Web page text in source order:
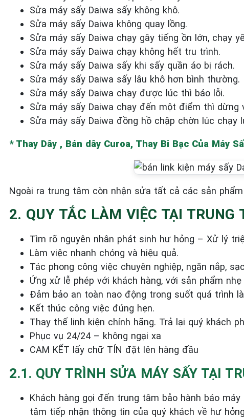
Sửa máy sấy Daiwa sấy không khô.
Sửa máy sấy Daiwa không quay lồng.
Sửa máy sấy Daiwa chạy gây tiếng ồn lớn, chạy
Sửa máy sấy Daiwa chạy không hết tru trình.
Sửa máy sấy Daiwa sấy khi sấy quần áo bị rách.
Sửa máy sấy Daiwa sấy lâu khô hơn bình thường.
Sửa máy sấy Daiwa chạy được lúc thì báo lỗi.
Sửa máy sấy Daiwa chạy đến một điểm thì
Sửa máy sấy Daiwa đồng hồ chập chờn lúc chạy
* Thay Dây , Bán dây Curoa, Thay Bi Bạc Của Máy
Ngoài ra trung tâm còn nhận sửa tất cả các sản
2. QUY TẮC LÀM VIỆC TẠI
Tìm rõ nguyên nhân phát sinh hư hỏng – Xử lý
Làm việc nhanh chóng và hiệu quả.
Tác phong công việc chuyên nghiệp, ngăn nắp,
Ứng xử lễ phép với khách hàng, với sản phẩm
Đảm bảo an toàn nao động trong suốt quá trình
Kết thúc công việc đúng hẹn.
Thay thế linh kiện chính hãng. Trả lại quý khách
Phục vụ 24/24 – không ngại xa
CAM KẾT lấy chữ TÍN đặt lên hàng đầu
2.1. QUY TRÌNH SỬA MÁY SẤY TẠI
Khách hàng gọi đến trung tâm bảo hành báo
tâm tiếp nhận thông tin của quý khách về hư